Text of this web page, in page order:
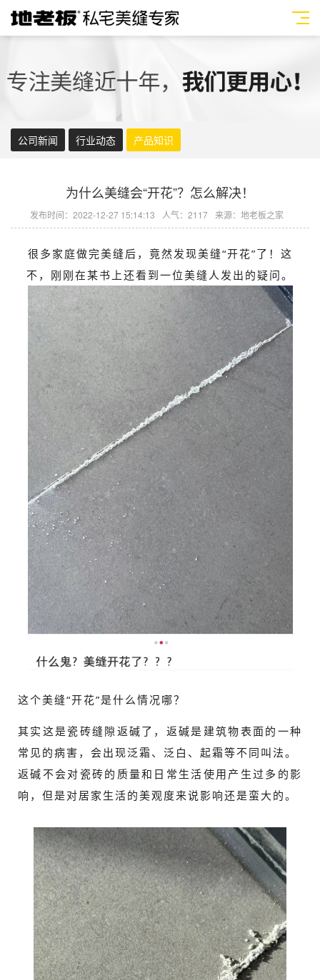
公司新闻 行业动态 产品知识
为什么美缝会“开花”？怎么解决！
发布时间：2022-12-27 15:14:13 人气：2117 来源：地老板之家
很多家庭做完美缝后，竟然发现美缝“开花”了！这
不，刚刚在某书上还看到一位美缝人发出的疑问。
这个美缝“开花”是什么情况哪？
其实这是瓷砖缝隙返碱了，返碱是建筑物表面的一种
常见的病害，会出现泛霜、泛白、起霜等不同叫法。
返碱不会对瓷砖的质量和日常生活使用产生过多的影
响，但是对居家生活的美观度来说影响还是蛮大的。